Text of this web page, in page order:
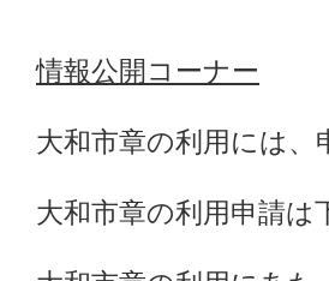
情報公開コーナー
大和市章の利用には、
大和市章の利用申請